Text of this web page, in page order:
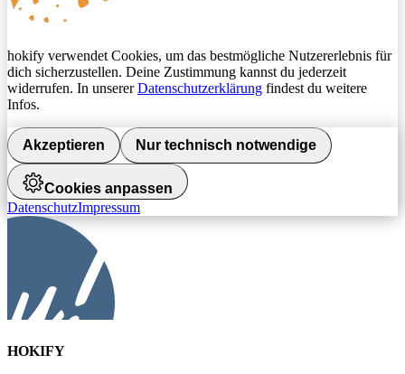
hokify verwendet Cookies, um das bestmögliche Nutzererlebnis für
dich sicherzustellen. Deine Zustimmung kannst du jederzeit
widerrufen. In unsererDatenschutzerklärung findest du weitere
Infos.
Akzeptieren Nur technisch notwendige
Cookies anpassen
DatenschutzImpressum
HOKIFY